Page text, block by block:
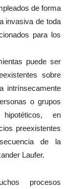
de forma
invasiva de toda
para los
puede ser
sobre
intrínsecamente
o grupos
en
preexistentes
de la
Laufer.
procesos